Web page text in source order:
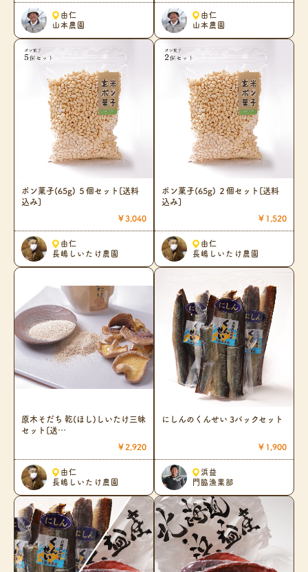
由仁
山本農園
由仁
山本農園
ポン菓子(65g) ５個セット[送料
込み]
￥3,040
由仁
長嶋しいたけ農園
ポン菓子(65g) ２個セット[送料
込み]
￥1,520
由仁
長嶋しいたけ農園
原木そだち 乾(ほし)しいたけ三昧
セット[送…
￥2,920
由仁
長嶋しいたけ農園
にしんのくんせい 3パックセット
￥1,900
浜益
門脇漁業部